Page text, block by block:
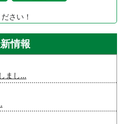
さい！
情報
まし...